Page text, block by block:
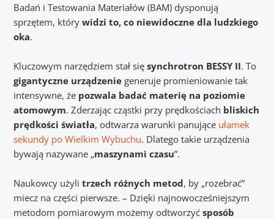
Badań i Testowania Materiałów (BAM) dysponują
sprzętem, który widzi to, co niewidoczne dla ludzkiego
oka.
Kluczowym narzędziem stał się synchrotron BESSY II. To
gigantyczne urządzeniegeneruje promieniowanie tak
intensywne, że pozwala badać materię na poziomie
atomowym. Zderzając cząstki przy prędkościach bliskich
prędkości światła, odtwarza warunki panująceułamek
sekundy po Wielkim Wybuchu. Dlatego takie urządzenia
bywają nazywane „maszynami czasu”.
Naukowcy użyli trzech różnych metod, by „rozebrać”
miecz na części pierwsze. – Dzięki najnowocześniejszym
metodom pomiarowym możemy odtworzyćsposób